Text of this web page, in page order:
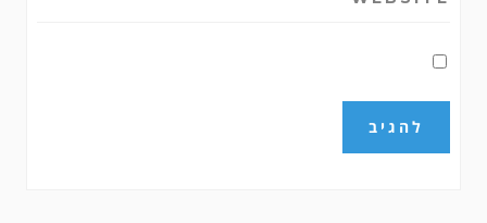
שמור בדפדפן זה את השם, האימייל והאתר
שלי לפעם הבאה שאגיב.